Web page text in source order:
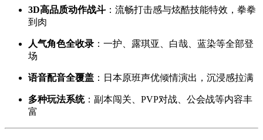
3D高品质动作战斗 ：流畅打击感与炫酷技能特效，拳拳
到肉
人气角色全收录 ：一护、露琪亚、白哉、蓝染等全部登
场
语音配音全覆盖 ：日本原班声优倾情演出，沉浸感拉满
多种玩法系统：副本闯关、PVP对战、公会战等内容丰
富